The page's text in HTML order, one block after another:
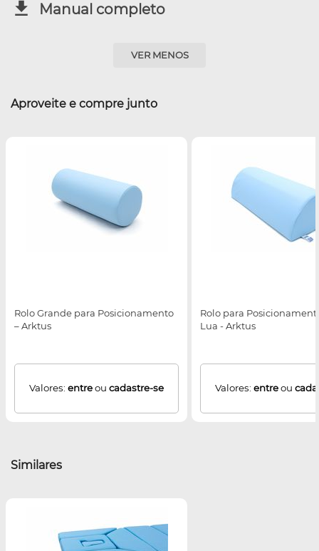
Manual completo
VER MENOS
Aproveite e compre junto
Rolo Grande para Posicionamento
– Arktus
Valores: entreou cadastre-se
Rolo para
Lua - Arktus
Valores: entreou
Similares